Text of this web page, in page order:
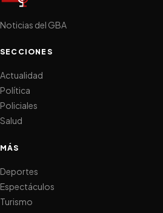
Noticias del GBA
SECCIONES
Actualidad
Política
Policiales
Salud
MÁS
Deportes
Espectáculos
Turismo